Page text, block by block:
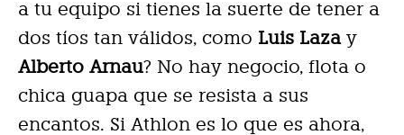
a tu equipo si tienes la suerte de tener a
dos tíos tan válidos, como Luis Lazay
Alberto Arnau? No hay negocio, flota o
chica guapa que se resista a sus
encantos. Si Athlon es lo que es ahora,